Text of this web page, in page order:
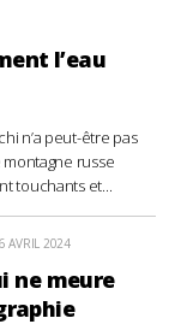
l’eau
n’a peut-être pas
russe
touchants et...
AVRIL 2024
ne meure